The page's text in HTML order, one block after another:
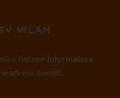
WLAN
co tydzień Informatora
adresu e-mail: